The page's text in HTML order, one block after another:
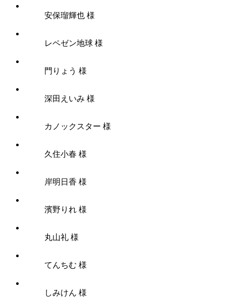
安保瑠輝也 様
レペゼン地球 様
門りょう 様
深田えいみ 様
カノックスター 様
久住小春 様
岸明日香 様
濱野りれ 様
丸山礼 様
てんちむ 様
しみけん 様